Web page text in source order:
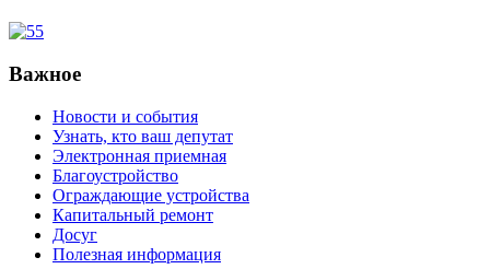
Важное
Новости и события
Узнать, кто ваш депутат
Электронная приемная
Благоустройство
Ограждающие устройства
Капитальный ремонт
Досуг
Полезная информация